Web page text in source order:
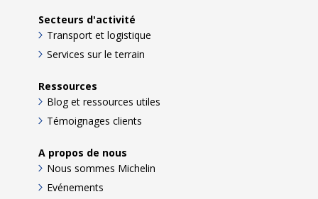
Secteurs d'activité
Transport et logistique
Services sur le terrain
Ressources
Blog et ressources utiles
Témoignages clients
A propos de nous
Nous sommes Michelin
Evénements